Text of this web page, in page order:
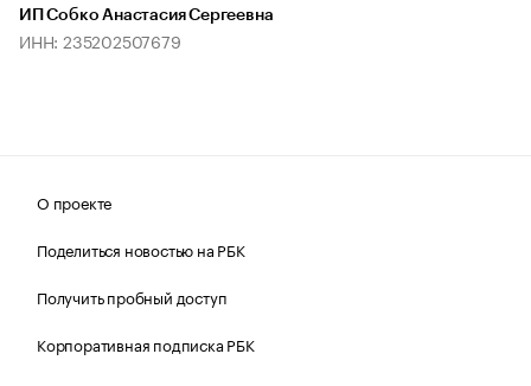
ИП Собко Анастасия Сергеевна
ИНН: 235202507679
О проекте
Поделиться новостью на РБК
Получить пробный доступ
Корпоративная подписка РБК